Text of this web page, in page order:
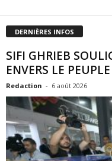
DERNIÈRES INFOS
SIFI GHRIEB
ENVERS LE
Redaction - 6 août 2026